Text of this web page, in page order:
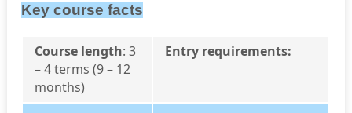
Key course facts
Course length: 3
– 4 terms (9 – 12
months)
Entry requirements: